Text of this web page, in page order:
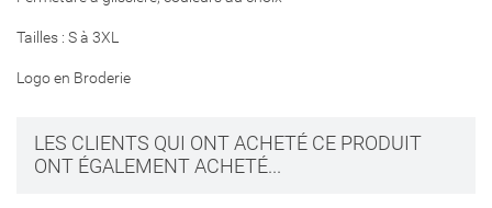
Tailles : S à 3XL
Logo en Broderie
LES CLIENTS QUI ONT ACHETÉ CE PRODUIT
ONT ÉGALEMENT ACHETÉ...